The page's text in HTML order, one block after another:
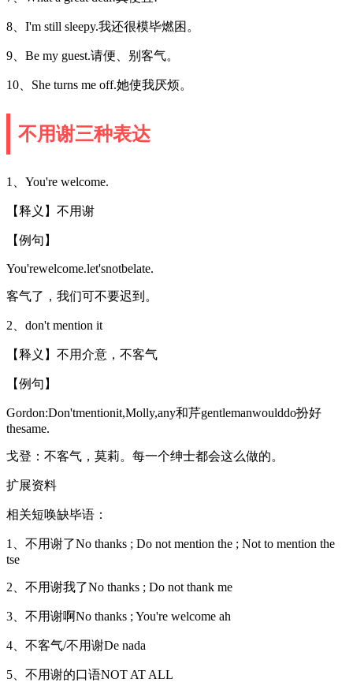
8、I'm still sleepy.我还很模毕燃困。
9、Be my guest.请便、别客气。
10、She turns me off.她使我厌烦。
不用谢三种表达
1、You're welcome.
【释义】不用谢
【例句】
You'rewelcome.let'snotbelate.
客气了，我们可不要迟到。
2、don't mention it
【释义】不用介意，不客气
【例句】
Gordon:Don'tmentionit,Molly,any和芹gentlemanwoulddo扮好
thesame.
戈登：不客气，莫莉。每一个绅士都会这么做的。
扩展资料
相关短唤缺毕语：
1、不用谢了No thanks ; Do not mention the ; Not to mention the
tse
2、不用谢我了No thanks ; Do not thank me
3、不用谢啊No thanks ; You're welcome ah
4、不客气/不用谢De nada
5、不用谢的口语NOT AT ALL